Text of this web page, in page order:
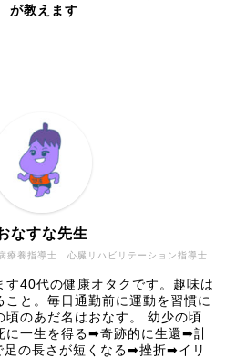
が教えます
療養指導士 心臓リハビリテーション指導士
なすな先生
す40代の健康オタクです。趣味は
こと。毎日通勤前に運動を習慣に
頃のあだ名はおなす。 幼少の頃
に一生を得る➡奇跡的に生還➡計
足の長さが短くなる➡挫折➡イリ